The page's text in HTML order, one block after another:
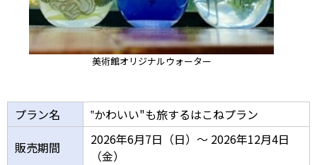
美術館オリジナルウォーター
プラン名
‟かわいい"も旅するはこねプラン
販売期間
2026年6月7日（日）～ 2026年12月4日
（金）